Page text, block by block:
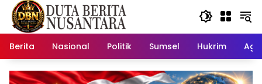
Berita Nasional Politik Sumsel Hukrim